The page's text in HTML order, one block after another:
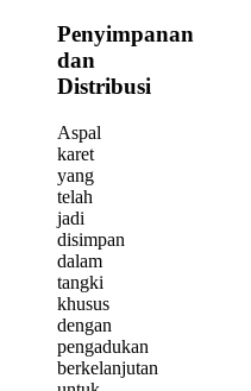
Penyimpanan
dan
Distribusi
Aspal
karet
yang
telah
jadi
disimpan
dalam
tangki
khusus
dengan
pengadukan
berkelanjutan